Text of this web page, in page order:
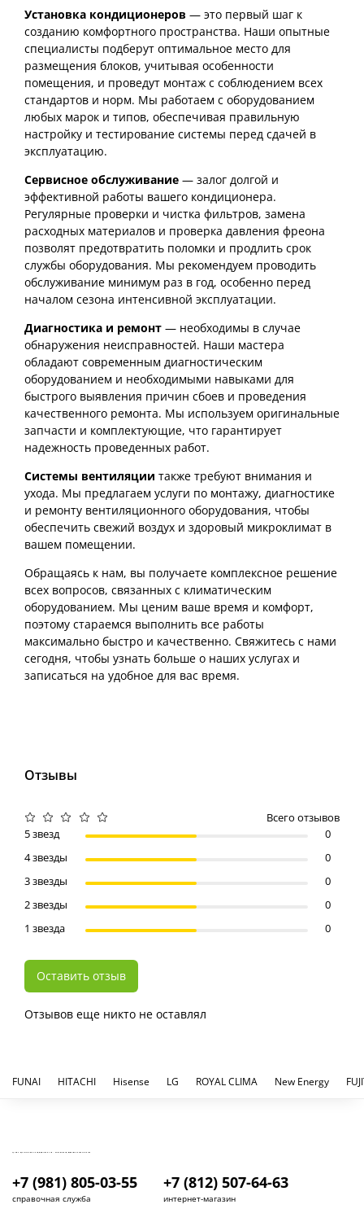
Установка кондиционеров — это первый шаг к
созданию комфортного пространства. Наши опытные
специалисты подберут оптимальное место для
размещения блоков, учитывая особенности
помещения, и проведут монтаж с соблюдением всех
стандартов и норм. Мы работаем с оборудованием
любых марок и типов, обеспечивая правильную
настройку и тестирование системы перед сдачей в
эксплуатацию.
Сервисное обслуживание — залог долгой и
эффективной работы вашего кондиционера.
Регулярные проверки и чистка фильтров, замена
расходных материалов и проверка давления фреона
позволят предотвратить поломки и продлить срок
службы оборудования. Мы рекомендуем проводить
обслуживание минимум раз в год, особенно перед
началом сезона интенсивной эксплуатации.
Диагностика и ремонт — необходимы в случае
обнаружения неисправностей. Наши мастера
обладают современным диагностическим
оборудованием и необходимыми навыками для
быстрого выявления причин сбоев и проведения
качественного ремонта. Мы используем оригинальные
запчасти и комплектующие, что гарантирует
надежность проведенных работ.
Системы вентиляции также требуют внимания и
ухода. Мы предлагаем услуги по монтажу, диагностике
и ремонту вентиляционного оборудования, чтобы
обеспечить свежий воздух и здоровый микроклимат в
вашем помещении.
Обращаясь к нам, вы получаете комплексное решение
всех вопросов, связанных с климатическим
оборудованием. Мы ценим ваше время и комфорт,
поэтому стараемся выполнить все работы
максимально быстро и качественно. Свяжитесь с нами
сегодня, чтобы узнать больше о наших услугах и
записаться на удобное для вас время.
Отзывы
Отзывов еще никто не оставлял
Всего отзывов
5 звезд
0
4 звезды
0
3 звезды
0
2 звезды
0
1 звезда
0
Оставить отзыв
FUNAI HITACHI Hisense LG ROYAL CLIMA New Energy
+7 (981) 805-03-55
справочная служба
+7 (812) 507-64-63
интернет-магазин